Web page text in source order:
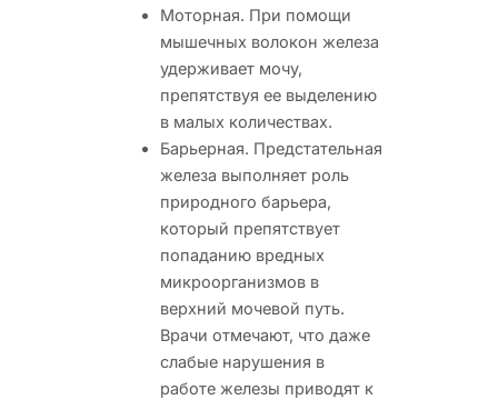
Моторная. При помощи
мышечных волокон железа
удерживает мочу,
препятствуя ее выделению
в малых количествах.
Барьерная. Предстательная
железа выполняет роль
природного барьера,
который препятствует
попаданию вредных
микроорганизмов в
верхний мочевой путь.
Врачи отмечают, что даже
слабые нарушения в
работе железы приводят к